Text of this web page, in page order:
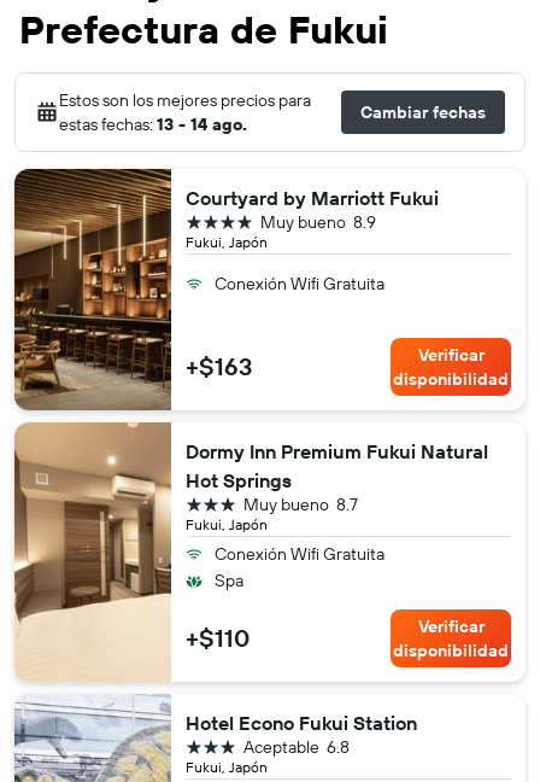
Prefectura de Fukui
Estos son los mejores precios para
estas fechas: 13 - 14 ago.
Cambiar fechas
Courtyard by Marriott Fukui
Fukui, Japón
8.9
Muy bueno
4 estrellas
Conexión Wifi Gratuita
+$163
Verificar
disponibilidad
Dormy Inn Premium Fukui Natural
Hot Springs
Fukui, Japón
8.7
Muy bueno
3 estrellas
Conexión Wifi Gratuita
Spa
+$110
Verificar
disponibilidad
Hotel Econo Fukui Station
Fukui, Japón
6.8
Aceptable
3 estrellas